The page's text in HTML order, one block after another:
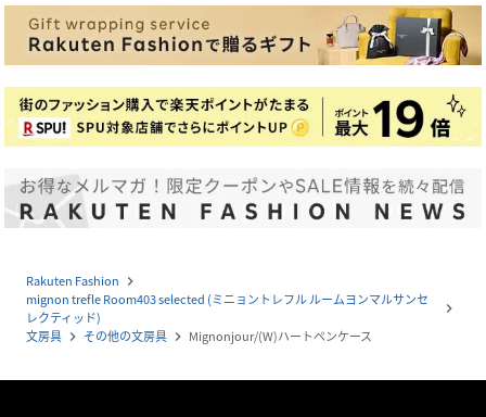
Rakuten Fashion navigate_next
mignon trefle Room403 selected (ミニョントレフル ルームヨンマルサンセ
レクティッド)
navigate_next
文房具 navigate_next その他の文房具 navigate_next Mignonjour/(W)ハートペンケース